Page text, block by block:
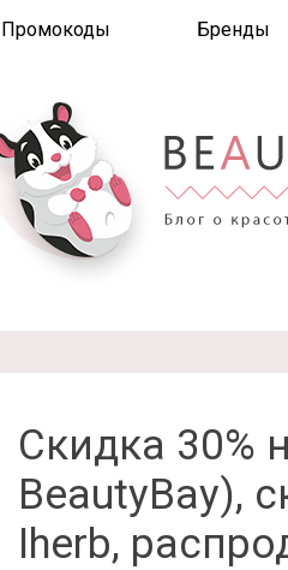
Промокоды Бренды
Скидка 30%
BeautyBay),
Iherb,